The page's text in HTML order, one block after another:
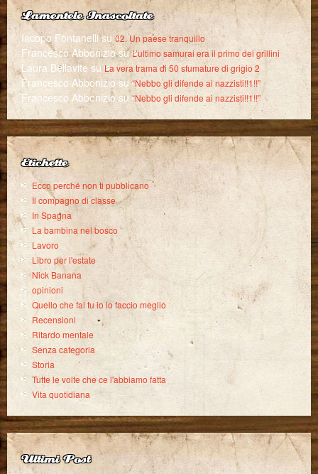
Lamentele Inascoltate
Iacopo Fontanellisu02. Un paese tranquillo
Francesco AbboniziosuL’ultimo samurai era il primo dei grillini
Laura Bellavite su La vera trama di 50 sfumature di grigio 2
Francesco Abbonizio su“Nebbo gli difende ai nazzisti!!1!!”
Francesco Abbonizio su“Nebbo gli difende ai nazzisti!!1!!”
Etichette
Ecco perché non ti pubblicano
Il compagno di classe
In Spagna
La bambina nel bosco
Lavoro
Libro per l'estate
Nick Banana
opinioni
Quello che fai tu io lo faccio meglio
Recensioni
Ritardo mentale
Senza categoria
Storia
Tutte le volte che ce l'abbiamo fatta
Vita quotidiana
Ultimi Post